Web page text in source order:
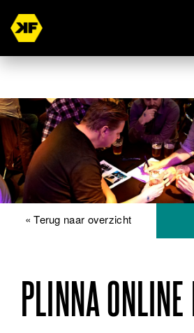
« Terug naar overzicht
PLINNA ONLINE